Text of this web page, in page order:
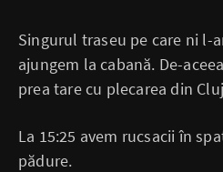
Singurul traseu pe care ni l-
ajungem la cabană. De-
prea tare cu plecarea din
La 15:25 avem rucsacii în
pădure.